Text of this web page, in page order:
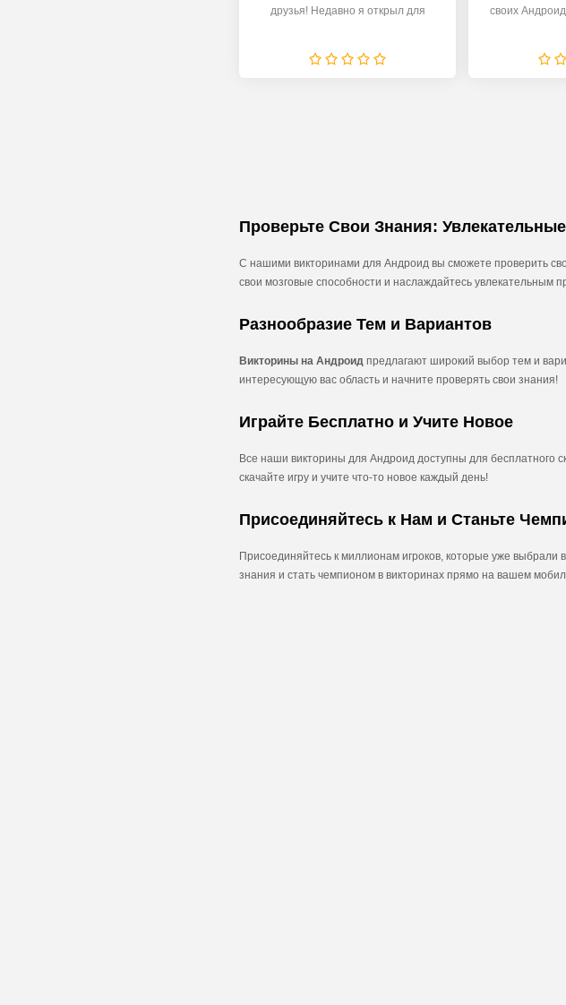
Проверьте Свои Знания:
С нашими викторинами для Андроид вы сможете проверить
свои мозговые способности и наслаждайтесь увлекательным
Разнообразие Тем и Вариантов
Викторины на Андроид предлагают широкий выбор тем и
интересующую вас область и начните проверять свои знания!
Играйте Бесплатно и Учите Новое
Все наши викторины для Андроид доступны для бесплатного
скачайте игру и учите что-то новое каждый день!
Присоединяйтесь к Нам и Станьте
Присоединяйтесь к миллионам игроков, которые уже выбрали
знания и стать чемпионом в викторинах прямо на вашем
друзья! Недавно я открыл для
своих